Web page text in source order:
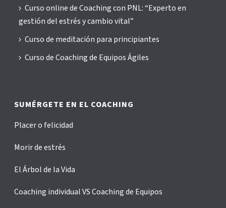
Curso online de Coaching con PNL: “Experto en
gestión del estrés y cambio vital”
Curso de meditación para principiantes
Curso de Coaching de Equipos Ágiles
SUMÉRGETE EN EL COACHING
Placer o felicidad
Morir de estrés
El Árbol de la Vida
Coaching individual VS Coaching de Equipos